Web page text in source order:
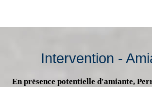
Intervention -
En présence potentielle d'amiante,